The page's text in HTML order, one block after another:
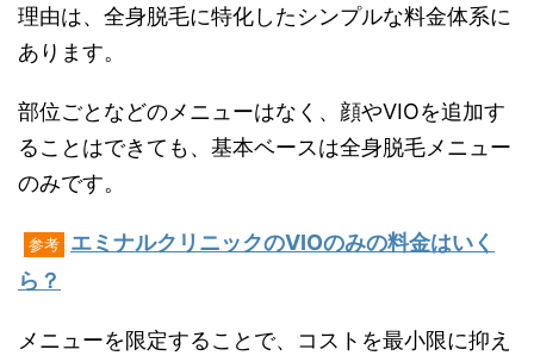
理由は、全身脱毛に特化したシンプルな料金体系に
あります。
部位ごとなどのメニューはなく、顔やVIOを追加す
ることはできても、基本ベースは全身脱毛メニュー
のみです。
参考
エミナルクリニックのVIOのみの料金はいく
ら？
メニューを限定することで、コストを最小限に抑え